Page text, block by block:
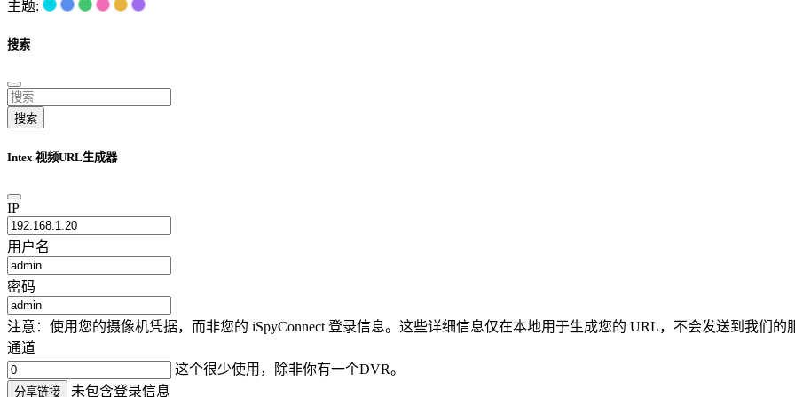
主题:
搜索
搜索
Intex 视频URL生成器
IP
用户名
密码
注意：使用您的摄像机凭据，而非您的 iSpyConnect 登录信息。这些详细信息仅在本地用于生成您的 URL，不会发送到我们的
通道
这个很少使用，除非你有一个DVR。
分享链接 未包含登录信息